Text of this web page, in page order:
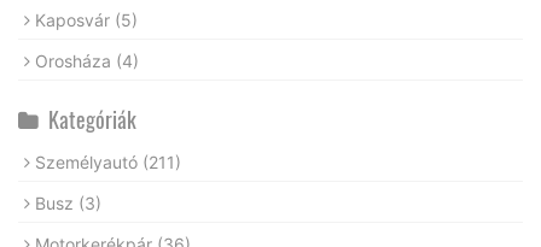
Kaposvár (5)
Orosháza (4)
Kategóriák
Személyautó (211)
Busz (3)